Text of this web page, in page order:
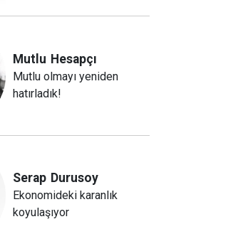
Mutlu Hesapçı
Mutlu olmayı yeniden
hatırladık!
Serap Durusoy
Ekonomideki karanlık
koyulaşıyor